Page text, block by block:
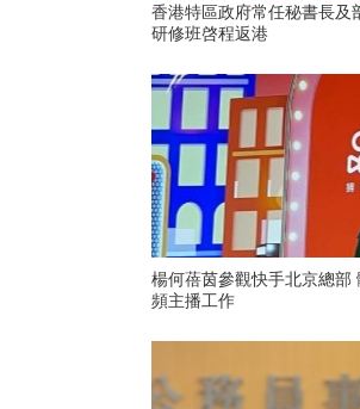
香港特區政府常任秘書長及
研修班啓程返港
楊何蓓茵參觀快手北京總部
頻主播工作